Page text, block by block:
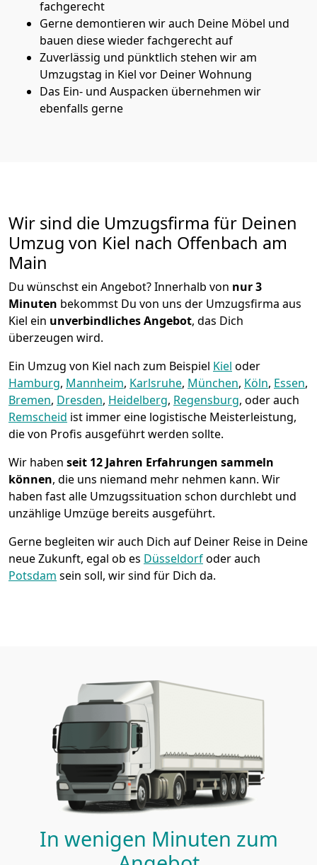
fachgerecht
Gerne demontieren wir auch Deine Möbel und
bauen diese wieder fachgerecht auf
Zuverlässig und pünktlich stehen wir am
Umzugstag in Kiel vor Deiner Wohnung
Das Ein- und Auspacken übernehmen wir
ebenfalls gerne
Wir sind die Umzugsfirma für Deinen
Umzug von Kiel nach Offenbach am
Main
Du wünschst ein Angebot? Innerhalb von nur 3
Minuten bekommst Du von uns der Umzugsfirma aus
Kiel ein unverbindliches Angebot, das Dich
überzeugen wird.
Ein Umzug von Kiel nach zum Beispiel Kiel oder
Hamburg, Mannheim, Karlsruhe, München, Köln, Essen,
Bremen, Dresden, Heidelberg, Regensburg, oder auch
Remscheid ist immer eine logistische Meisterleistung,
die von Profis ausgeführt werden sollte.
Wir haben seit 12 Jahren Erfahrungen sammeln
können, die uns niemand mehr nehmen kann. Wir
haben fast alle Umzugssituation schon durchlebt und
unzählige Umzüge bereits ausgeführt.
Gerne begleiten wir auch Dich auf Deiner Reise in Deine
neue Zukunft, egal ob es Düsseldorfoder auch
Potsdam sein soll, wir sind für Dich da.
In wenigen Minuten zum